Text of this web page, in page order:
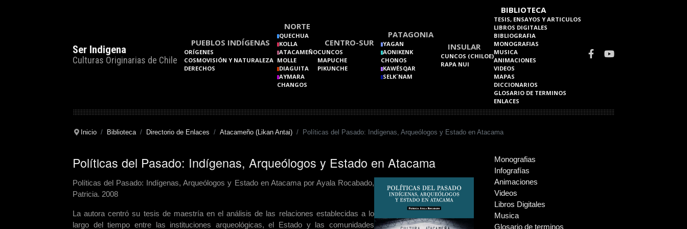
Ser Indigena
Culturas Originarias de Chile
PUEBLOS INDÍGENAS
ORÍGENES
COSMOVISIÓN Y NATURALEZA
DERECHOS
NORTE
QUECHUA
KOLLA
ATACAMEÑO
MOLLE
DIAGUITA
AYMARA
CHANGOS
CENTRO-SUR
CUNCOS
MAPUCHE
PIKUNCHE
PATAGONIA
YAGAN
AONIKENK
CHONOS
KAWÉSQAR
SELK´NAM
INSULAR
CUNCOS (CHILOE)
RAPA NUI
BIBLIOTECA
TESIS, ENSAYOS Y ARTICULOS
LIBROS DIGITALES
BIBLIOGRAFIA
MONOGRAFIAS
MUSICA
ANIMACIONES
VIDEOS
MAPAS
DICCIONARIOS
GLOSARIO DE TERMINOS
ENLACES
Inicio Biblioteca Directorio de Enlaces Atacameño (Likan Antai) Políticas del Pasado: Indígenas, Arqueólogos y Estado en Atacama
Políticas del Pasado: Indígenas, Arqueólogos y Estado en Atacama
Políticas del Pasado: Indígenas, Arqueólogos y Estado en Atacama por Ayala Rocabado,
Patricia. 2008
La autora centró su tesis de maestría en el análisis de las relaciones establecidas a lo
largo del tiempo entre las instituciones arqueológicas, el Estado y las comunidades
Monografias
Infografías
Animaciones
Videos
Libros Digitales
Musica
Glosario de terminos